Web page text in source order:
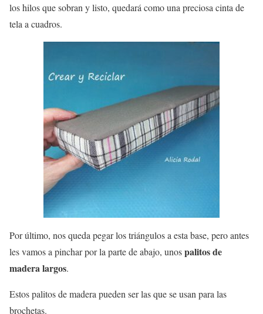
los hilos que sobran y listo, quedará como una preciosa cinta de
tela a cuadros.
Por último, nos queda pegar los triángulos a esta base, pero antes
les vamos a pinchar por la parte de abajo, unospalitos de
madera largos.
Estos palitos de madera pueden ser las que se usan para las
brochetas.